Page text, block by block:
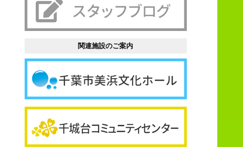
関連施設のご案内